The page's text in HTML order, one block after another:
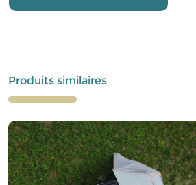
Produits similaires
Ce
produit
a
plusieurs